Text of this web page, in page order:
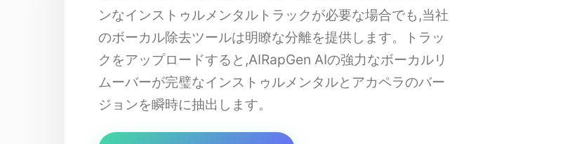
ンなインストゥルメンタルトラックが必要な場合でも,当社
のボーカル除去ツールは明瞭な分離を提供します。トラッ
クをアップロードすると,AIRapGen AIの強力なボーカルリ
ムーバーが完璧なインストゥルメンタルとアカペラのバー
ジョンを瞬時に抽出します。